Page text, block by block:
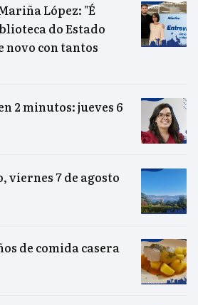
López: "É
do Estado
con tantos
2 minutos: jueves 6
viernes 7 de agosto
de comida casera